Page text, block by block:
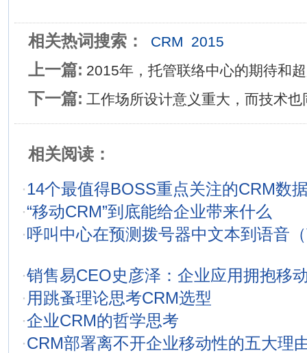
相关热词搜索： CRM 2015
上一篇: 2015年，托管联络中心的期待和
下一篇: 工作场所设计意义重大，而技术也
相关阅读：
·14个最值得BOSS重点关注的CRM数
·“移动CRM”到底能给企业带来什么
·呼叫中心在预测拨号器中文本到语音
·销售易CEO史彦泽：企业应用拥抱移
· 用跳蚤理论思考CRM选型
·企业CRM的哲学思考
·CRM部署离不开企业移动性的五大理